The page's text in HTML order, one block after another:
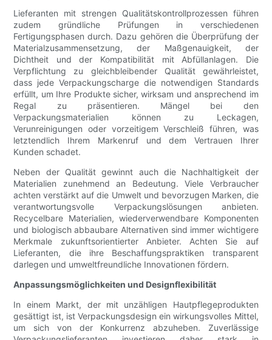
Lieferanten mit strengen Qualitätskontrollprozessen führen
zudem gründliche Prüfungen in verschiedenen
Fertigungsphasen durch. Dazu gehören die Überprüfung der
Materialzusammensetzung, der Maßgenauigkeit, der
Dichtheit und der Kompatibilität mit Abfüllanlagen. Die
Verpflichtung zu gleichbleibender Qualität gewährleistet,
dass jede Verpackungscharge die notwendigen Standards
erfüllt, um Ihre Produkte sicher, wirksam und ansprechend im
Regal zu präsentieren. Mängel bei den
Verpackungsmaterialien können zu Leckagen,
Verunreinigungen oder vorzeitigem Verschleiß führen, was
letztendlich Ihrem Markenruf und dem Vertrauen Ihrer
Kunden schadet.
Neben der Qualität gewinnt auch die Nachhaltigkeit der
Materialien zunehmend an Bedeutung. Viele Verbraucher
achten verstärkt auf die Umwelt und bevorzugen Marken, die
verantwortungsvolle Verpackungslösungen anbieten.
Recycelbare Materialien, wiederverwendbare Komponenten
und biologisch abbaubare Alternativen sind immer wichtigere
Merkmale zukunftsorientierter Anbieter. Achten Sie auf
Lieferanten, die ihre Beschaffungspraktiken transparent
darlegen und umweltfreundliche Innovationen fördern.
Anpassungsmöglichkeiten und Designflexibilität
In einem Markt, der mit unzähligen Hautpflegeprodukten
gesättigt ist, ist Verpackungsdesign ein wirkungsvolles Mittel,
um sich von der Konkurrenz abzuheben. Zuverlässige